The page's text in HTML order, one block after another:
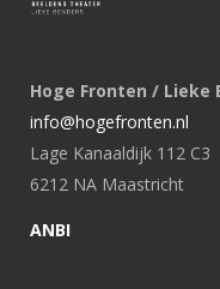
Hoge Fronten / Lieke
info@hogefronten.nl
Lage Kanaaldijk 112 C3
6212 NA Maastricht
ANBI